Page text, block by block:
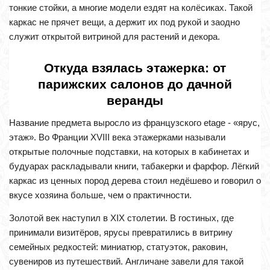
тонкие стойки, а многие модели ездят на колёсиках. Такой
каркас не прячет вещи, а держит их под рукой и заодно
служит открытой витриной для растений и декора.
Откуда взялась этажерка: от
парижских салонов до дачной
веранды
Название предмета выросло из французского etage - «ярус,
этаж». Во Франции XVIII века этажерками называли
открытые полочные подставки, на которых в кабинетах и
будуарах раскладывали книги, табакерки и фарфор. Лёгкий
каркас из ценных пород дерева стоил недёшево и говорил о
вкусе хозяина больше, чем о практичности.
Золотой век наступил в XIX столетии. В гостиных, где
принимали визитёров, ярусы превратились в витрину
семейных редкостей: миниатюр, статуэток, раковин,
сувениров из путешествий. Англичане завели для такой